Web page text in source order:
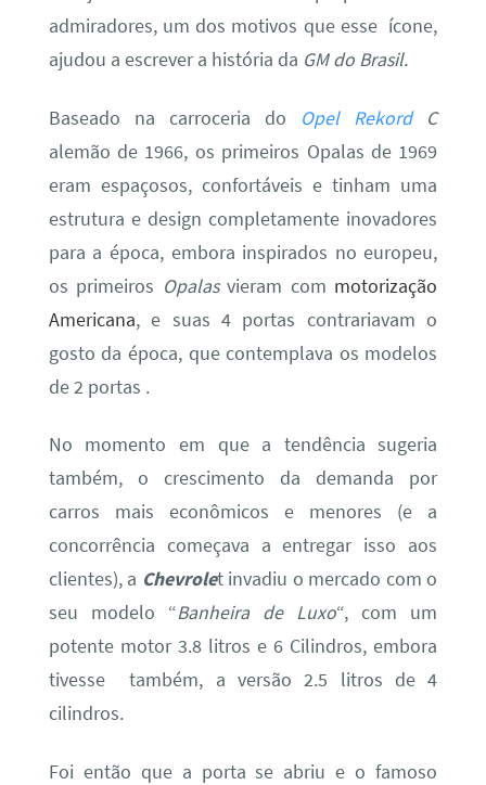
admiradores, um dos motivos que esse ícone,
ajudou a escrever a história da GM do Brasil.
Baseado na carroceria do Opel RekordC
alemão de 1966, os primeiros Opalas de 1969
eram espaçosos, confortáveis e tinham uma
estrutura e design completamente inovadores
para a época, embora inspirados no europeu,
os primeiros Opalasvieram com motorização
Americana, e suas 4 portas contrariavam o
gosto da época, que contemplava os modelos
de 2 portas .
No momento em que a tendência sugeria
também, o crescimento da demanda por
carros mais econômicos e menores (e a
concorrência começava a entregar isso aos
clientes), a Chevrolet invadiu o mercado com o
seu modelo “Banheira de Luxo“, com um
potente motor 3.8 litros e 6 Cilindros, embora
tivesse também, a versão 2.5 litros de 4
cilindros.
Foi então que a porta se abriu e o famoso